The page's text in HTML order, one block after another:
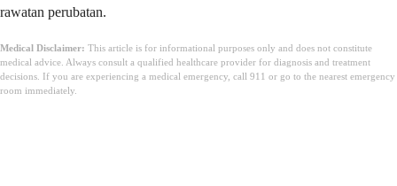
rawatan perubatan.
Medical Disclaimer: This article is for informational purposes only and does not constitute
medical advice. Always consult a qualified healthcare provider for diagnosis and treatment
decisions. If you are experiencing a medical emergency, call 911 or go to the nearest emergency
room immediately.